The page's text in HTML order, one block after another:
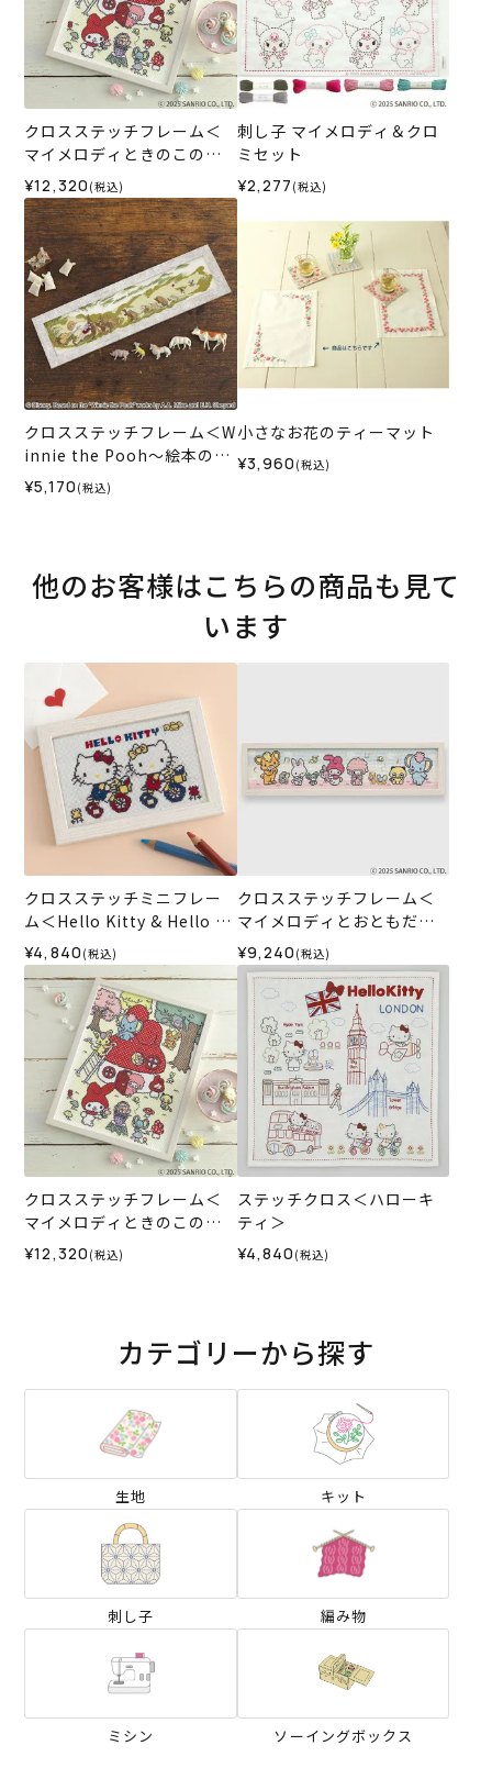
クロスステッチフレーム＜
マイメロディときのこの森
＞
¥12,320 (税込)
刺し子 マイメロディ＆クロ
ミセット
¥2,277 (税込)
クロスステッチフレーム＜W
innie the Pooh～絵本の中
から～＞
¥5,170 (税込)
小さなお花のティーマット
¥3,960 (税込)
他のお客様はこちらの商品も見て
います
クロスステッチミニフレー
ム＜Hello Kitty & Hello Mi
mmy＞
¥4,840 (税込)
クロスステッチフレーム＜
マイメロディとおともだち
＞
¥9,240 (税込)
クロスステッチフレーム＜
マイメロディときのこの森
＞
¥12,320 (税込)
ステッチクロス＜ハローキ
ティ＞
¥4,840 (税込)
カテゴリーから探す
生地 キット
刺し子 編み物
ミシン ソーイングボックス